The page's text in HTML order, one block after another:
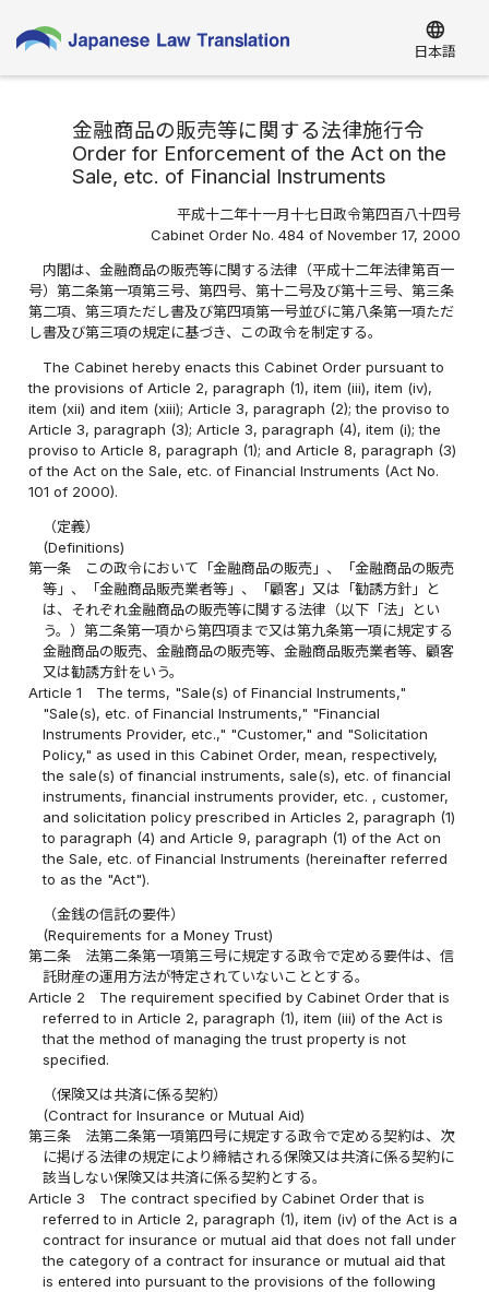
language
日本語
金融商品の販売等に関する法律施行令
Order for Enforcement of the Act on the
Sale, etc. of Financial Instruments
平成十二年十一月十七日政令第四百八十四号
Cabinet Order No. 484 of November 17, 2000
内閣は、金融商品の販売等に関する法律（平成十二年法律第百一
号）第二条第一項第三号、第四号、第十二号及び第十三号、第三条
第二項、第三項ただし書及び第四項第一号並びに第八条第一項ただ
し書及び第三項の規定に基づき、この政令を制定する。
The Cabinet hereby enacts this Cabinet Order pursuant to
the provisions of Article 2, paragraph (1), item (iii), item (iv),
item (xii) and item (xiii); Article 3, paragraph (2); the proviso to
Article 3, paragraph (3); Article 3, paragraph (4), item (i); the
proviso to Article 8, paragraph (1); and Article 8, paragraph (3)
of the Act on the Sale, etc. of Financial Instruments (Act No.
101 of 2000).
（定義）
(Definitions)
第一条
この政令において「金融商品の販売」、「金融商品の販売
等」、「金融商品販売業者等」、「顧客」又は「勧誘方針」と
は、それぞれ金融商品の販売等に関する法律（以下「法」とい
う。）第二条第一項から第四項まで又は第九条第一項に規定する
金融商品の販売、金融商品の販売等、金融商品販売業者等、顧客
又は勧誘方針をいう。
Article 1
The terms, "Sale(s) of Financial Instruments,"
"Sale(s), etc. of Financial Instruments," "Financial
Instruments Provider, etc.," "Customer," and "Solicitation
Policy," as used in this Cabinet Order, mean, respectively,
the sale(s) of financial instruments, sale(s), etc. of financial
instruments, financial instruments provider, etc. , customer,
and solicitation policy prescribed in Articles 2, paragraph (1)
to paragraph (4) and Article 9, paragraph (1) of the Act on
the Sale, etc. of Financial Instruments (hereinafter referred
to as the "Act").
（金銭の信託の要件）
(Requirements for a Money Trust)
第二条
法第二条第一項第三号に規定する政令で定める要件は、信
託財産の運用方法が特定されていないこととする。
Article 2
The requirement specified by Cabinet Order that is
referred to in Article 2, paragraph (1), item (iii) of the Act is
that the method of managing the trust property is not
specified.
（保険又は共済に係る契約）
(Contract for Insurance or Mutual Aid)
第三条
法第二条第一項第四号に規定する政令で定める契約は、次
に掲げる法律の規定により締結される保険又は共済に係る契約に
該当しない保険又は共済に係る契約とする。
Article 3
The contract specified by Cabinet Order that is
referred to in Article 2, paragraph (1), item (iv) of the Act is a
contract for insurance or mutual aid that does not fall under
the category of a contract for insurance or mutual aid that
is entered into pursuant to the provisions of the following